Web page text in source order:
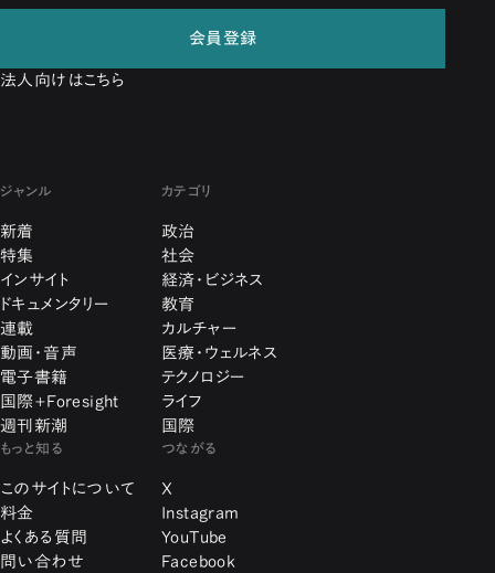
会員登録
法人向けはこちら
ジャンル
新着
特集
インサイト
ドキュメンタリー
連載
動画・音声
電子書籍
国際+Foresight
週刊新潮
カテゴリ
政治
社会
経済・ビジネス
教育
カルチャー
医療・ウェルネス
テクノロジー
ライフ
国際
もっと知る
このサイトについて
料金
よくある質問
問い合わせ
つながる
X
Instagram
YouTube
Facebook